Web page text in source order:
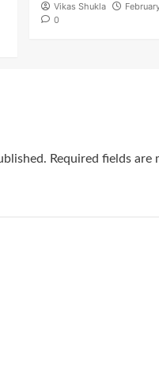
Vikas Shukla
0
Required fields are